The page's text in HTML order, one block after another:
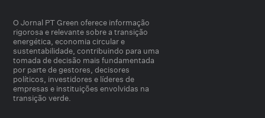
O Jornal PT Green oferece informação
rigorosa e relevante sobre a transição
energética, economia circular e
sustentabilidade, contribuindo para uma
tomada de decisão mais fundamentada
por parte de gestores, decisores
políticos, investidores e líderes de
empresas e instituições envolvidas na
transição verde.